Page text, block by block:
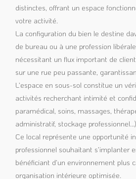
distinctes, offrant un espace
votre activité.
La configuration du bien le destine
de bureau ou à une profession
nécessitant un flux important de
sur une rue peu passante,
L’espace en sous-sol constitue un
activités recherchant intimité et
paramédical, soins, massages,
administratif, stockage professionnel…).
Ce local représente une opportunité
professionnel souhaitant s’implanter
bénéficiant d’un environnement plus
organisation intérieure optimisée.